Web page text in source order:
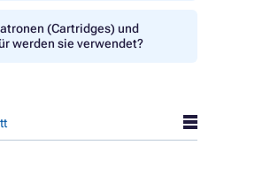
(Cartridges) und
werden sie verwendet?